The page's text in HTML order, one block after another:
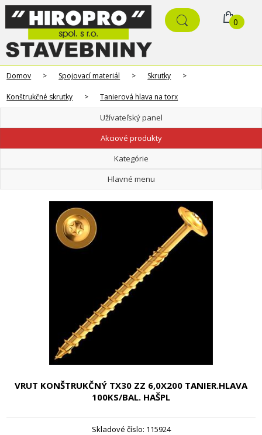
0
Domov > Spojovací materiál > Skrutky >
Konštrukčné skrutky > Tanierová hlava na torx
Užívateľský panel
Akciové produkty
Kategórie
Hlavné menu
VRUT KONŠTRUKČNÝ TX30 ZZ 6,0X200 TANIER.HLAVA
100KS/BAL. HAŠPL
Skladové číslo: 115924